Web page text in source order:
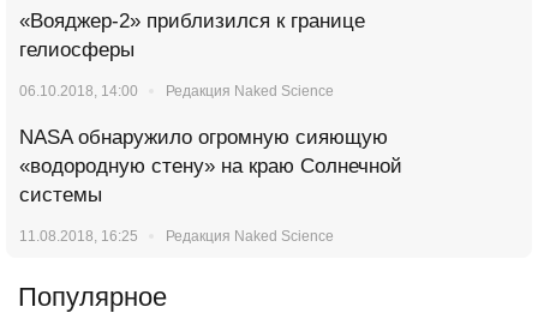
«Вояджер-2» приблизился к границе
гелиосферы
06.10.2018, 14:00 Редакция Naked Science
NASA обнаружило огромную сияющую
«водородную стену» на краю Солнечной
системы
11.08.2018, 16:25 Редакция Naked Science
Популярное